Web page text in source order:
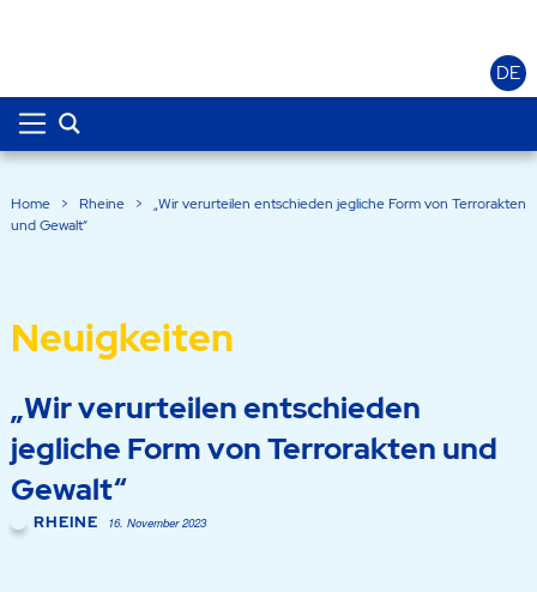
DE
Home > Rheine >
„Wir verurteilen entschieden jegliche Form von Terrorakten
und Gewalt“
Neuigkeiten
„Wir verurteilen entschieden
jegliche Form von Terrorakten und
Gewalt“
RHEINE 16. November 2023